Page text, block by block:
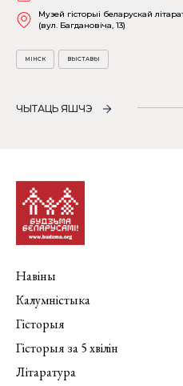
Музей гісторыі беларускай
(вул. Багдановіча, 13)
МІНСК ВЫСТАВЫ
ЧЫТАЦЬ ЯШЧЭ
Навіны
Калумністыка
Гісторыя
Гісторыя за 5 хвілін
Літаратура